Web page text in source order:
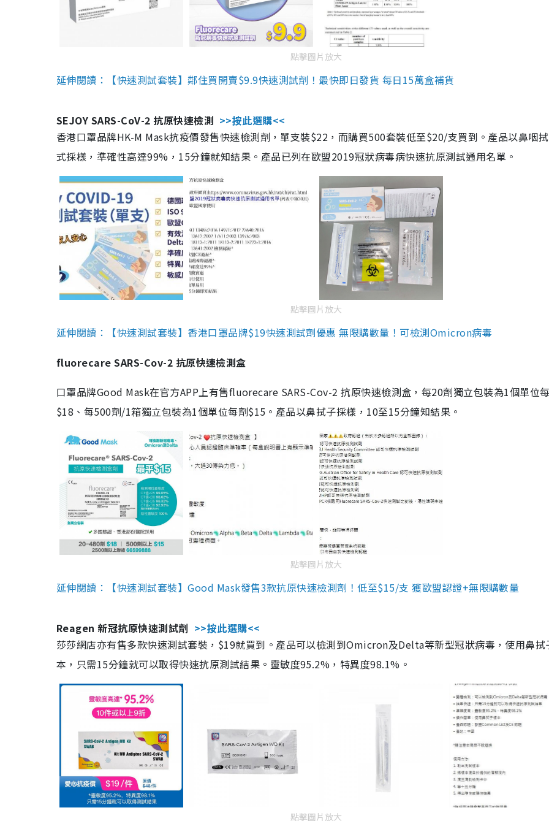
點擊圖片放大
延伸閱讀：【快速測試套裝】鄰住買開賣$9.9快速測試劑！最快即日發貨 每日15萬盒補貨
SEJOY SARS-CoV-2 抗原快速檢測 >>按此選購<<
香港口罩品牌HK-M Mask抗疫價發售快速檢測劑，單支裝$22，而購買500套裝低至$20/支買到。產品以鼻咽
式採樣，準確性高達99%，15分鐘就知結果。產品已列在歐盟2019冠狀病毒病快速抗原測試通用名單。
點擊圖片放大
延伸閱讀：【快速測試套裝】香港口罩品牌$19快速測試劑優惠 無限購數量！可檢測Omicron病毒
fluorecare SARS-Cov-2 抗原快速檢測盒
口罩品牌Good Mask在官方APP上有售fluorecare SARS-Cov-2 抗原快速檢測盒，每20劑獨立包裝為1個單位
$18、每500劑/1箱獨立包裝為1個單位每劑$15。產品以鼻拭子採樣，10至15分鐘知結果。
點擊圖片放大
延伸閱讀：【快速測試套裝】Good Mask發售3款抗原快速檢測劑！低至$15/支 獲歐盟認證+無限購數量
Reagen 新冠抗原快速測試劑 >>按此選購<<
莎莎網店亦有售多款快速測試套裝，$19就買到。產品可以檢測到Omicron及Delta等新型冠狀病毒，使用鼻拭
本，只需15分鐘就可以取得快速抗原測試結果。靈敏度95.2%，特異度98.1%。
點擊圖片放大